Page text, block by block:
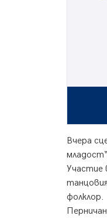
Вчера
Участие
фолклор.